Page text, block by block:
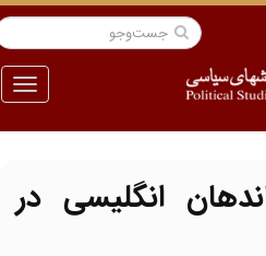
منو
انگلیسی در